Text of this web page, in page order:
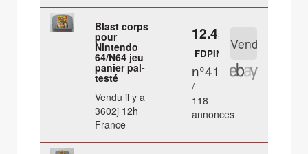
Blast corps
pour
Nintendo
64/N64 jeu
panier pal-
testé
Vendu il y a
3602j 12h
France
12.45 €
FDPIN
n°41
/
118
annonces